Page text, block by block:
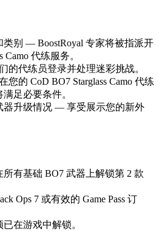
别 — BoostRoyal 专家将被指派开
Camo 代练服务。
的代练员登录并处理迷彩挑战。
的 CoD BO7 Starglass Camo 代练
足必要条件。
器升级情况 — 享受展示您的新外
有基础 BO7 武器上解锁第 2 款
Ops 7 或有效的 Game Pass 订
在游戏中解锁。